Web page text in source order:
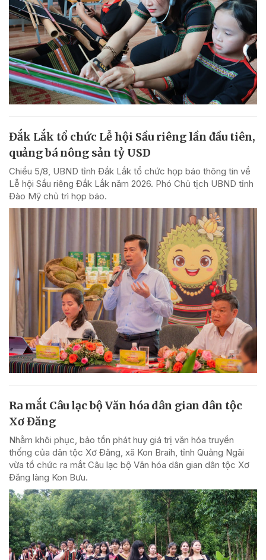
Đắk Lắk tổ chức Lễ hội Sầu riêng lần đầu tiên,
quảng bá nông sản tỷ USD
Chiều 5/8, UBND tỉnh Đắk Lắk tổ chức họp báo thông tin về
Lễ hội Sầu riêng Đắk Lắk năm 2026. Phó Chủ tịch UBND tỉnh
Đào Mỹ chủ trì họp báo.
Ra mắt Câu lạc bộ Văn hóa dân gian dân tộc
Xơ Đăng
Nhằm khôi phục, bảo tồn phát huy giá trị văn hóa truyền
thống của dân tộc Xơ Đăng, xã Kon Braih, tỉnh Quảng Ngãi
vừa tổ chức ra mắt Câu lạc bộ Văn hóa dân gian dân tộc Xơ
Đăng làng Kon Bưu.